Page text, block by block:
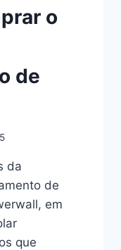
o
de
da
de
em
que